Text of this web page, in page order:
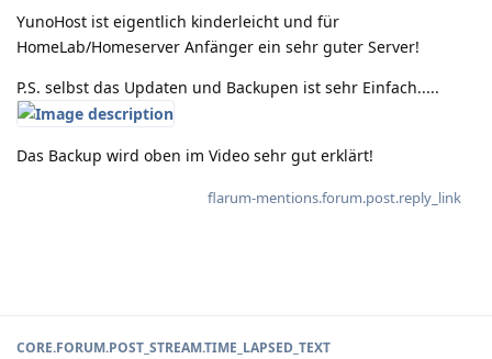
YunoHost ist eigentlich kinderleicht und für
HomeLab/Homeserver Anfänger ein sehr guter Server!
P.S. selbst das Updaten und Backupen ist sehr Einfach.....
Das Backup wird oben im Video sehr gut erklärt!
flarum-mentions.forum.post.reply_link
CORE.FORUM.POST_STREAM.TIME_LAPSED_TEXT